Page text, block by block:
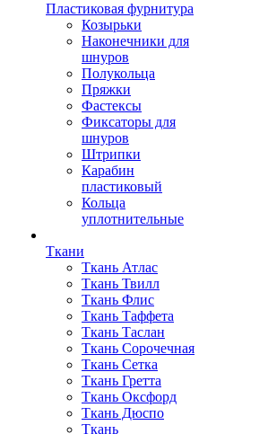
Пластиковая фурнитура
Козырьки
Наконечники для
шнуров
Полукольца
Пряжки
Фастексы
Фиксаторы для
шнуров
Штрипки
Карабин
пластиковый
Кольца
уплотнительные
Ткани
Ткань Атлас
Ткань Твилл
Ткань Флис
Ткань Таффета
Ткань Таслан
Ткань Сорочечная
Ткань Сетка
Ткань Гретта
Ткань Оксфорд
Ткань Дюспо
Ткань